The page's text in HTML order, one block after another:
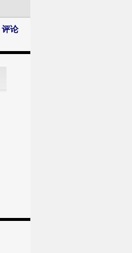
评论